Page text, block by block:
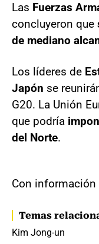
Las Fuerzas
concluyeron que
de mediano
Los líderes de
Japón se
G20. La Unión
que podría
del Norte.
Con información
Temas
Kim Jong-un